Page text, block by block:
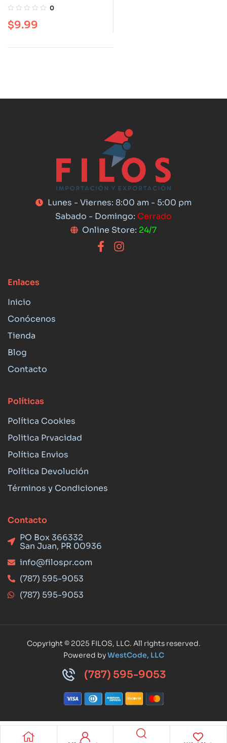
0
$9.99
Lunes - Viernes: 8:00 am - 5:00 pm
Sabado - Domingo: Cerrado
Online Store: 24/7
Enlaces
Inicio
Conócenos
Tienda
Blog
Contacto
Políticas
Política Cookies
Politica Prvacidad
Política Envios
Política Devolución
Términos y Condiciones
Contacto
PO Box 366332
San Juan, PR 00936
info@filospr.com
(787) 595-9053
(787) 595-9053
Copyright © 2025 FILOS, LLC. All rights reserved.
Powered byWestCode, LLC
(787) 595-9053